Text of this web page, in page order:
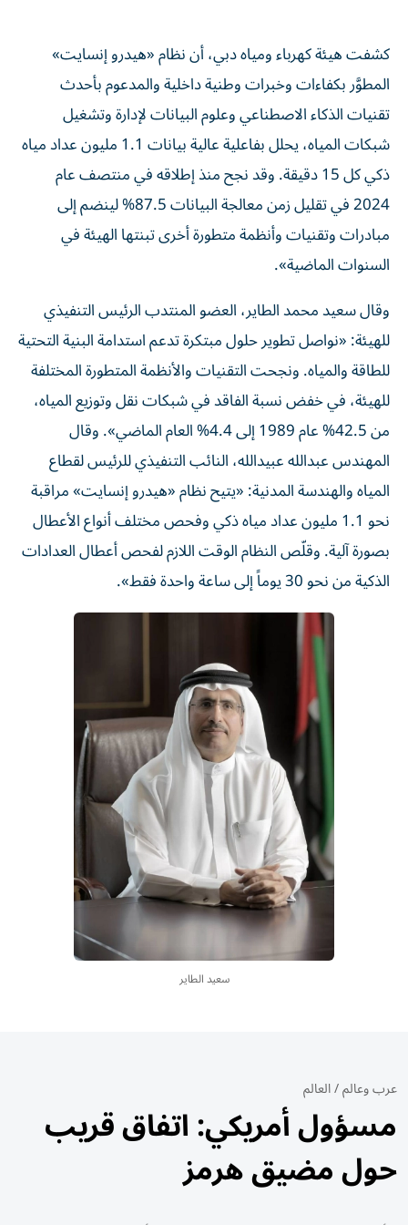
كشفت هيئة كهرباء ومياه دبي، أن نظام «هيدرو إنسايت»
المطوَّر بكفاءات وخبرات وطنية داخلية والمدعوم بأحدث
تقنيات الذكاء الاصطناعي وعلوم البيانات لإدارة وتشغيل
شبكات المياه، يحلل بفاعلية عالية بيانات 1.1 مليون عداد مياه
ذكي كل 15 دقيقة. وقد نجح منذ إطلاقه في منتصف عام
2024 في تقلیل زمن معالجة البیانات 87.5% لينضم إلى
مبادرات وتقنيات وأنظمة متطورة أخرى تبنتها الهيئة في
السنوات الماضية».
وقال سعيد محمد الطاير، العضو المنتدب الرئيس التنفيذي
للهيئة: «نواصل تطوير حلول مبتكرة تدعم استدامة البنية التحتية
للطاقة والمياه. ونجحت التقنيات والأنظمة المتطورة المختلفة
للهيئة، في خفض نسبة الفاقد في شبكات نقل وتوزيع المياه،
من 42.5% عام 1989 إلى 4.4% العام الماضي». وقال
المهندس عبدالله عبيدالله، النائب التنفيذي للرئيس لقطاع
المياه والهندسة المدنية: «يتيح نظام «هيدرو إنسايت» مراقبة
نحو 1.1 مليون عداد مياه ذكي وفحص مختلف أنواع الأعطال
بصورة آلية. وقلّص النظام الوقت اللازم لفحص أعطال العدادات
الذكية من نحو 30 يوماً إلى ساعة واحدة فقط».
سعيد الطاير
عرب وعالم/العالم
مسؤول أمريكي: اتفاق قريب
حول مضيق هرمز